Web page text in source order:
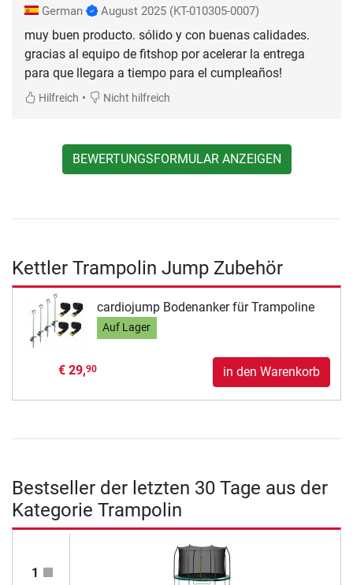
German August 2025 (KT-010305-0007)
muy buen producto. sólido y con buenas calidades.
gracias al equipo de fitshop por acelerar la entrega
para que llegara a tiempo para el cumpleaños!
Hilfreich • Nicht hilfreich
BEWERTUNGSFORMULAR ANZEIGEN
Kettler Trampolin Jump Zubehör
cardiojump Bodenanker für Trampoline
Auf Lager
€ 29,90 in den Warenkorb
Bestseller der letzten 30 Tage aus der
Kategorie Trampolin
1